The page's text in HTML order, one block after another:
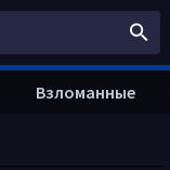
Взломанные